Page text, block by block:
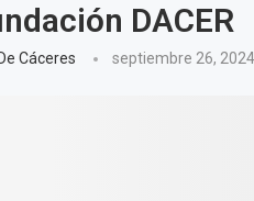
DACER
Cáceres septiembre 26, 2024